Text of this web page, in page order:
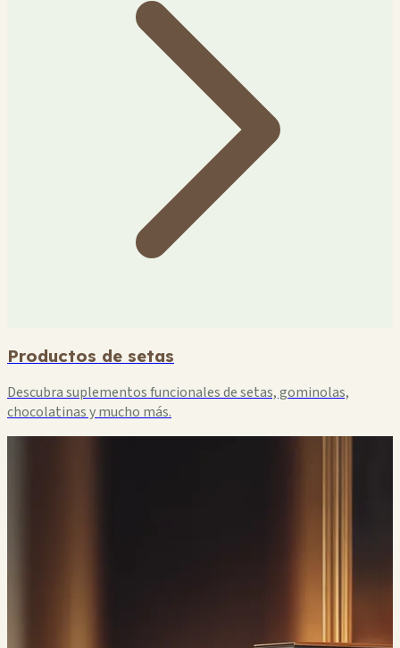
Productos de setas
Descubra suplementos funcionales de setas, gominolas,
chocolatinas y mucho más.